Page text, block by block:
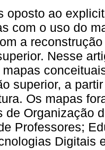
oposto ao
com o uso do
a
Nesse
superior, a
Os mapas
de Organização
Professores;
Digitais